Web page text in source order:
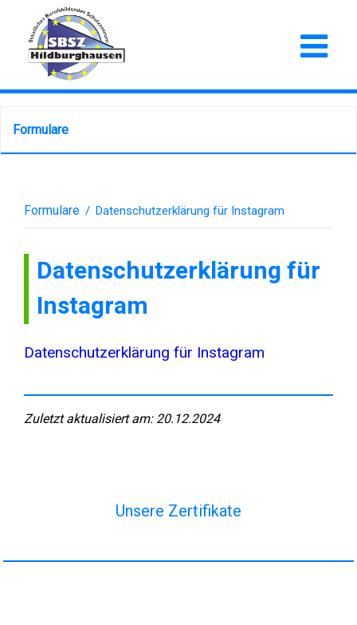
Formulare
Formulare / Datenschutzerklärung für Instagram
Datenschutzerklärung für
Instagram
Datenschutzerklärung für Instagram
Zuletzt aktualisiert am: 20.12.2024
Unsere Zertifikate